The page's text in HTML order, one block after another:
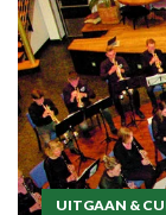
UITGAAN &